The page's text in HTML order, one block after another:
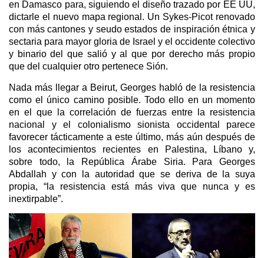
en Damasco para, siguiendo el diseño trazado por EE UU,
dictarle el nuevo mapa regional. Un Sykes-Picot renovado
con más cantones y seudo estados de inspiración étnica y
sectaria para mayor gloria de Israel y el occidente colectivo
y binario del que salió y al que por derecho más propio
que del cualquier otro pertenece Sión.
Nada más llegar a Beirut, Georges habló de la resistencia
como el único camino posible. Todo ello en un momento
en el que la correlación de fuerzas entre la resistencia
nacional y el colonialismo sionista occidental parece
favorecer tácticamente a este último, más aún después de
los acontecimientos recientes en Palestina, Líbano y,
sobre todo, la República Árabe Siria. Para Georges
Abdallah y con la autoridad que se deriva de la suya
propia, “la resistencia está más viva que nunca y es
inextirpable”.